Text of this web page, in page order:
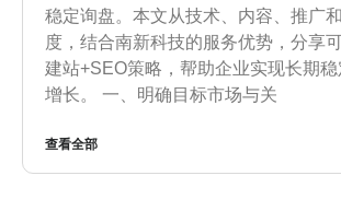
稳定询盘。本文从技术、内容、推广
度，结合南新科技的服务优势，分享
建站+SEO策略，帮助企业实现长期
增长。 一、明确目标市场与关
查看全部